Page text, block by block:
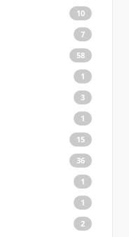
10
7
58
1
3
1
15
36
1
1
2